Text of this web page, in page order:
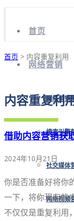
首页
网络营销
网络营销
搜索引擎
社交媒体
网络视频
首页 > 内容重复利用
内容重复利
借助内容营销获
2024年10月21日
你是否准备好将你
一下，将你现有的
不仅仅是重复利用